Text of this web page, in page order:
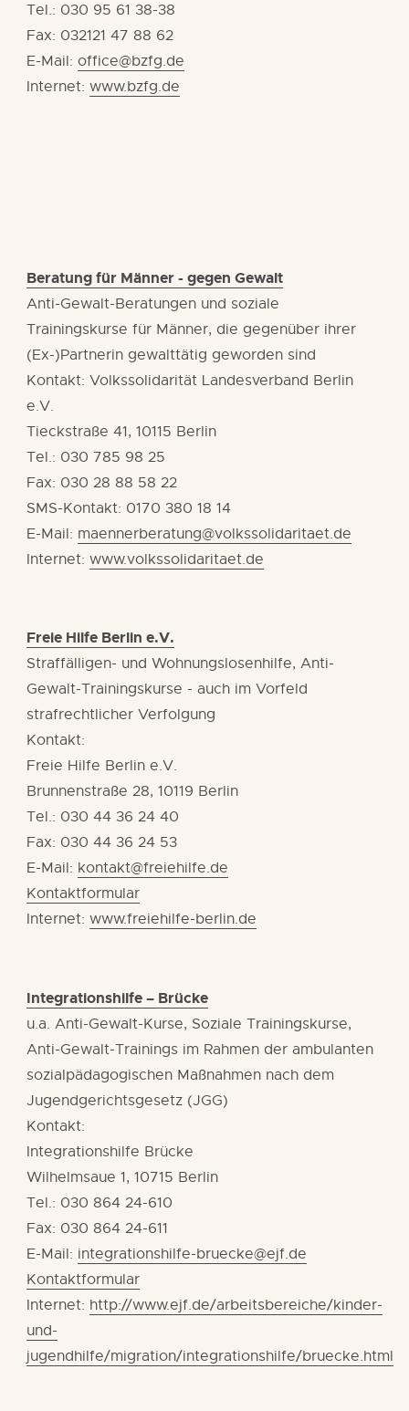
Tel.: 030 95 61 38-38
Fax: 032121 47 88 62
E-Mail: office@bzfg.de
Internet: www.bzfg.de
Beratung für Männer - gegen Gewalt
Anti-Gewalt-Beratungen und soziale
Trainingskurse für Männer, die gegenüber ihrer
(Ex-)Partnerin gewalttätig geworden sind
Kontakt: Volkssolidarität Landesverband Berlin
e.V.
Tieckstraße 41, 10115 Berlin
Tel.: 030 785 98 25
Fax: 030 28 88 58 22
SMS-Kontakt: 0170 380 18 14
E-Mail: maennerberatung@volkssolidaritaet.de
Internet: www.volkssolidaritaet.de
Freie Hilfe Berlin e.V.
Straffälligen- und Wohnungslosenhilfe, Anti-
Gewalt-Trainingskurse - auch im Vorfeld
strafrechtlicher Verfolgung
Kontakt:
Freie Hilfe Berlin e.V.
Brunnenstraße 28, 10119 Berlin
Tel.: 030 44 36 24 40
Fax: 030 44 36 24 53
E-Mail: kontakt@freiehilfe.de
Kontaktformular
Internet: www.freiehilfe-berlin.de
Integrationshilfe – Brücke
u.a. Anti-Gewalt-Kurse, Soziale Trainingskurse,
Anti-Gewalt-Trainings im Rahmen der ambulanten
sozialpädagogischen Maßnahmen nach dem
Jugendgerichtsgesetz (JGG)
Kontakt:
Integrationshilfe Brücke
Wilhelmsaue 1, 10715 Berlin
Tel.: 030 864 24-610
Fax: 030 864 24-611
E-Mail: integrationshilfe-bruecke@ejf.de
Kontaktformular
Internet: http://www.ejf.de/arbeitsbereiche/kinder-
und-
jugendhilfe/migration/integrationshilfe/bruecke.html